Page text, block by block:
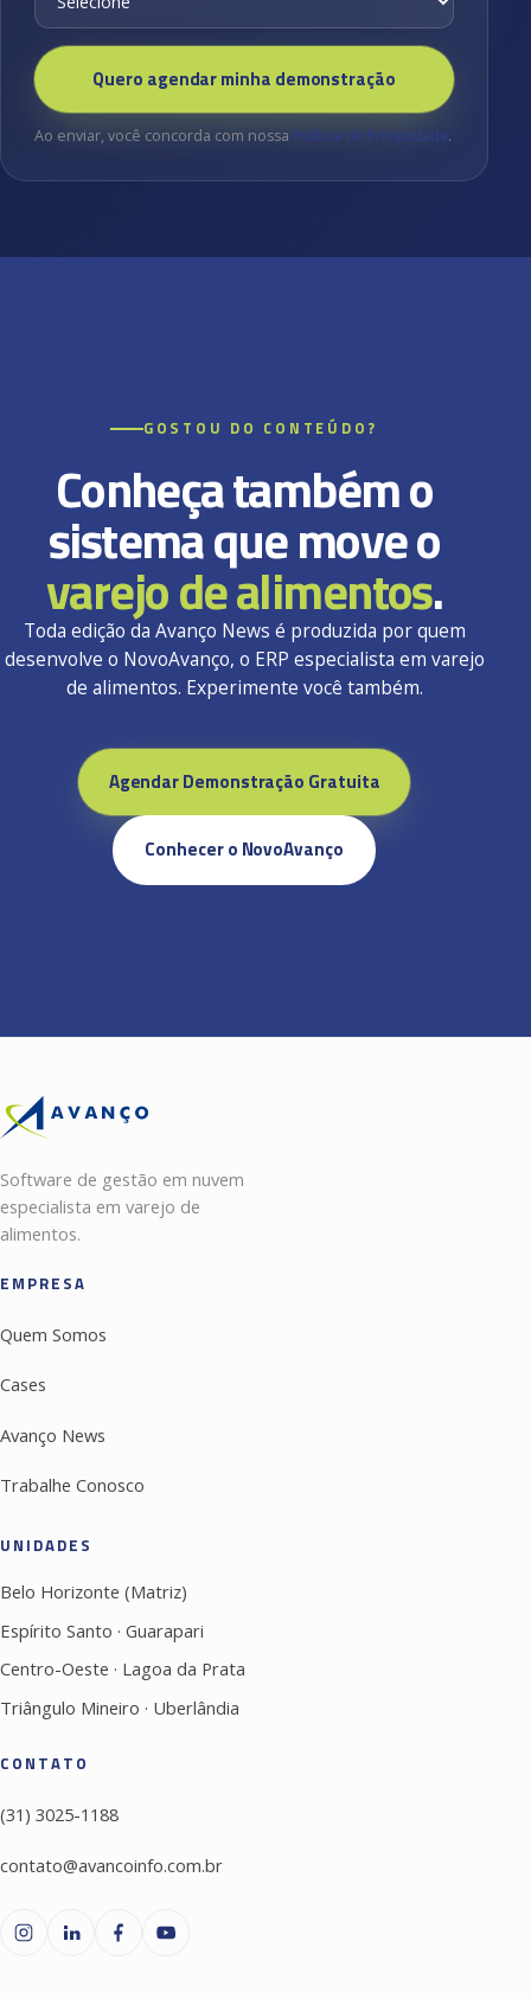
Quero agendar minha demonstração
Ao enviar, você concorda com nossa Política de Privacidade.
GOSTOU DO CONTEÚDO?
Conheça também o
sistema que move o
varejo de alimentos.
Toda edição da Avanço News é produzida por quem
desenvolve o NovoAvanço, o ERP especialista em varejo
de alimentos. Experimente você também.
Agendar Demonstração Gratuita
Conhecer o NovoAvanço
Software de gestão em nuvem
especialista em varejo de
alimentos.
EMPRESA
Quem Somos
Cases
Avanço News
Trabalhe Conosco
UNIDADES
Belo Horizonte (Matriz)
Espírito Santo · Guarapari
Centro-Oeste · Lagoa da Prata
Triângulo Mineiro · Uberlândia
CONTATO
(31) 3025-1188
contato@avancoinfo.com.br